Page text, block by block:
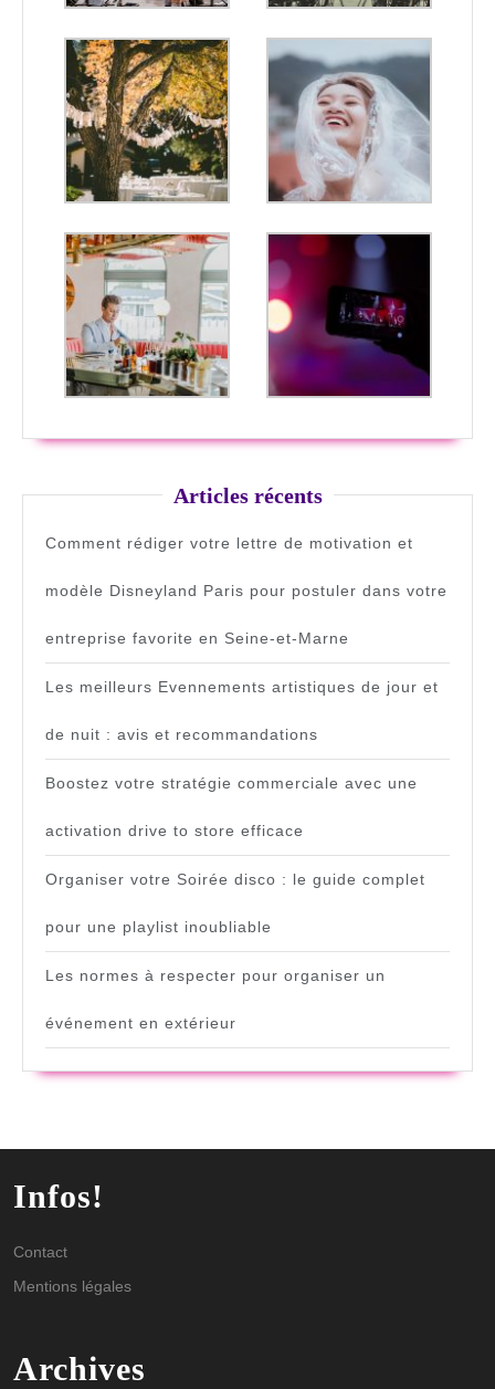
Articles récents
Comment rédiger votre lettre de motivation et
modèle Disneyland Paris pour postuler dans votre
entreprise favorite en Seine-et-Marne
Les meilleurs Evennements artistiques de jour et
de nuit : avis et recommandations
Boostez votre stratégie commerciale avec une
activation drive to store efficace
Organiser votre Soirée disco : le guide complet
pour une playlist inoubliable
Les normes à respecter pour organiser un
événement en extérieur
Infos!
Contact
Mentions légales
Archives